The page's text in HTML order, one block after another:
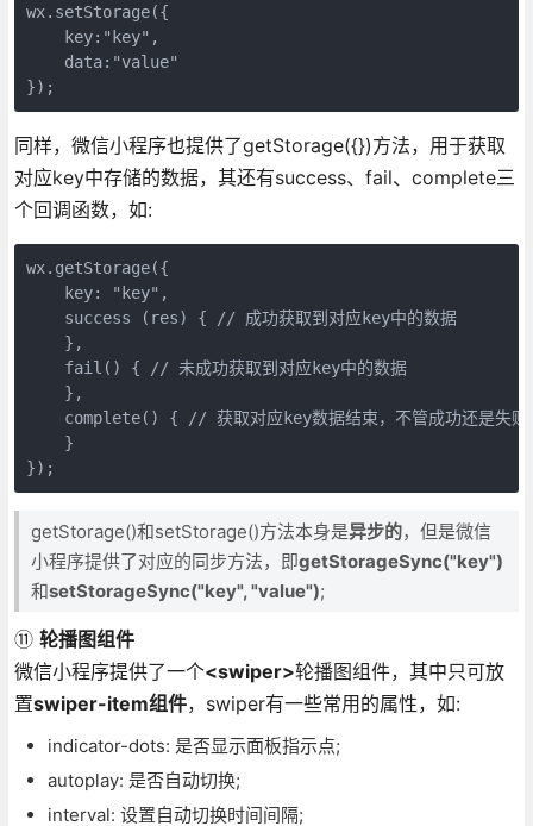
wx.setStorage({
    key:"key",
    data:"value"
});
同样，微信小程序也提供了getStorage({})方法，用于获取
对应key中存储的数据，其还有success、fail、complete三
个回调函数，如:
wx.getStorage({
    key: "key",
    success (res) { // 成功获取到对应key中的数据
    },
    fail() { // 未成功获取到对应key中的数据
    },
complete() { // 获取对应key数据结束，不管成功还是失败
    }
});
getStorage()和setStorage()方法本身是异步的，但是微信
小程序提供了对应的同步方法，即getStorageSync("key")
和setStorageSync("key", "value");
⑪ 轮播图组件
微信小程序提供了一个<swiper>轮播图组件，其中只可放
置swiper-item组件，swiper有一些常用的属性，如:
indicator-dots: 是否显示面板指示点;
autoplay: 是否自动切换;
interval: 设置自动切换时间间隔;